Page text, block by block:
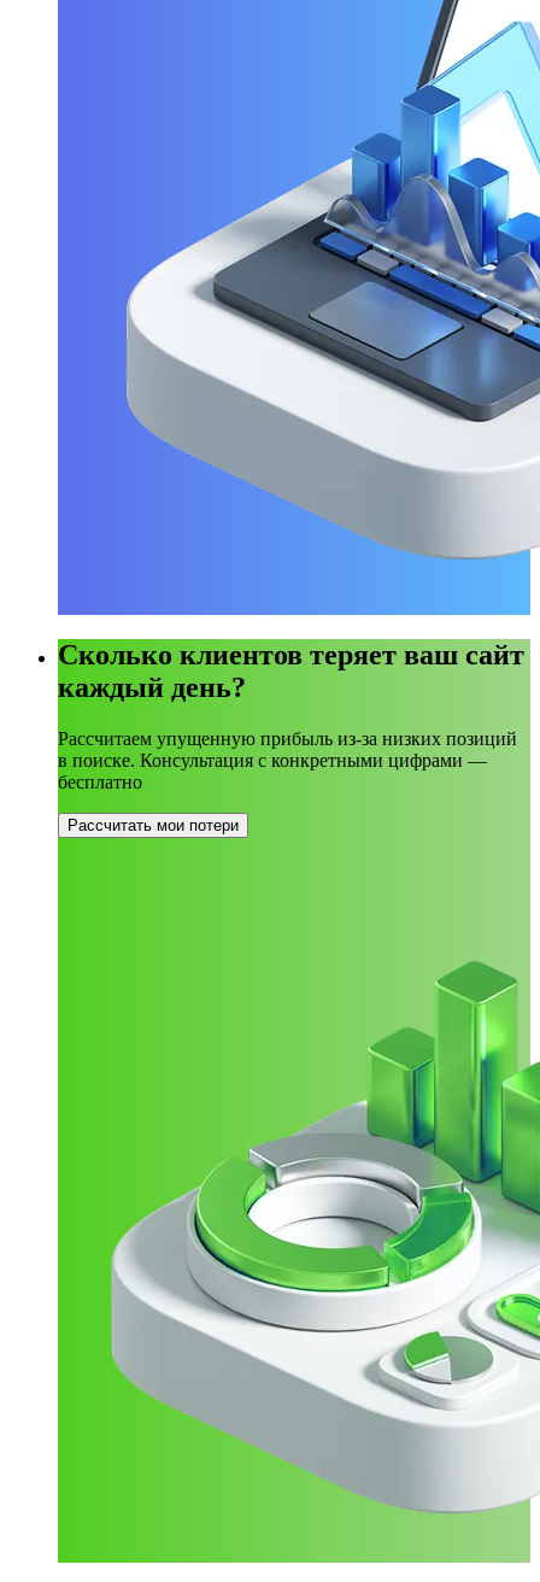
Сколько клиентов теряет ваш сайт
каждый день?
Рассчитаем упущенную прибыль из-за низких позиций
в поиске. Консультация с конкретными цифрами —
бесплатно
Рассчитать мои потери